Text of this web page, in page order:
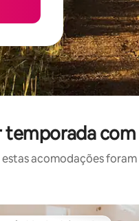
acomodações